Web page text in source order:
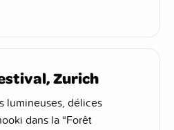
Zurich
lumineuses, délices
dans la “Forêt